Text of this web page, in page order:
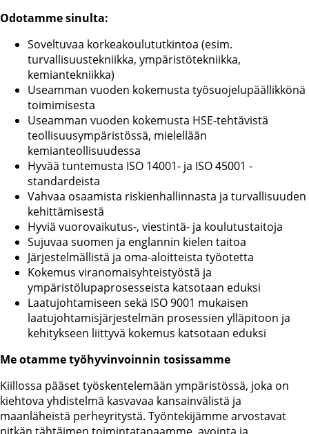
Odotamme sinulta:
Soveltuvaa korkeakoulututkintoa (esim.
turvallisuustekniikka, ympäristötekniikka,
kemiantekniikka)
Useamman vuoden kokemusta työsuojelupäällikkönä
toimimisesta
Useamman vuoden kokemusta HSE-tehtävistä
teollisuusympäristössä, mielellään
kemianteollisuudessa
Hyvää tuntemusta ISO 14001- ja ISO 45001 -
standardeista
Vahvaa osaamista riskienhallinnasta ja turvallisuuden
kehittämisestä
Hyviä vuorovaikutus-, viestintä- ja koulutustaitoja
Sujuvaa suomen ja englannin kielen taitoa
Järjestelmällistä ja oma-aloitteista työotetta
Kokemus viranomaisyhteistyöstä ja
ympäristölupaprosesseista katsotaan eduksi
Laatujohtamiseen sekä ISO 9001 mukaisen
laatujohtamisjärjestelmän prosessien ylläpitoon ja
kehitykseen liittyvä kokemus katsotaan eduksi
Me otamme työhyvinvoinnin tosissamme
Kiillossa pääset työskentelemään ympäristössä, joka on
kiehtova yhdistelmä kasvavaa kansainvälistä ja
maanläheistä perheyritystä. Työntekijämme arvostavat